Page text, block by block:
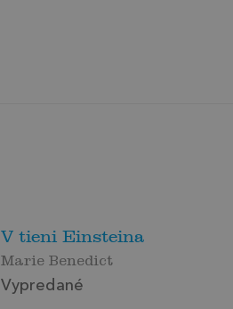
V tieni Einsteina
Marie Benedict
Vypredané